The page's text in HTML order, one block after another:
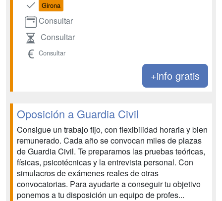
Girona
Consultar
Consultar
Consultar
+info gratis
Oposición a Guardia Civil
Consigue un trabajo fijo, con flexibilidad horaria y bien
remunerado. Cada año se convocan miles de plazas
de Guardia Civil. Te preparamos las pruebas teóricas,
físicas, psicotécnicas y la entrevista personal. Con
simulacros de exámenes reales de otras
convocatorias. Para ayudarte a conseguir tu objetivo
ponemos a tu disposición un equipo de profes...